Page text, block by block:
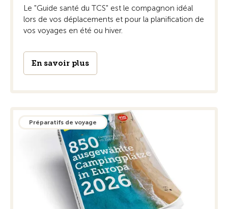
Le "Guide santé du TCS" est le compagnon idéal
lors de vos déplacements et pour la planification de
vos voyages en été ou hiver.
En savoir plus
Préparatifs de voyage